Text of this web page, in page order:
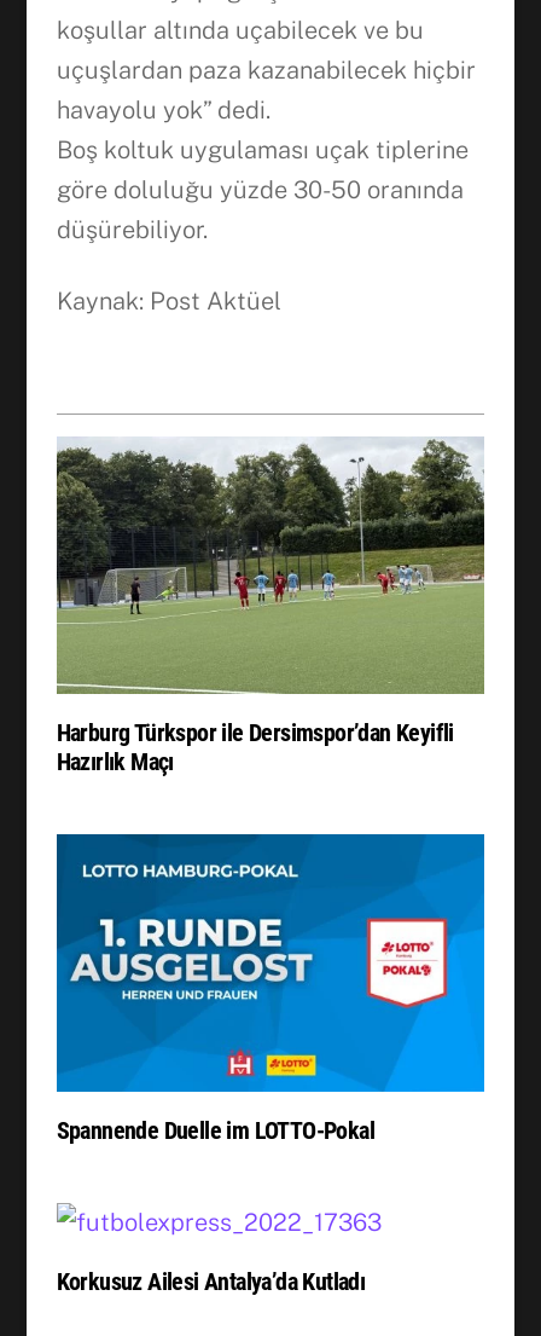
koşullar altında uçabilecek ve bu
uçuşlardan paza kazanabilecek hiçbir
havayolu yok” dedi.
Boş koltuk uygulaması uçak tiplerine
göre doluluğu yüzde 30-50 oranında
düşürebiliyor.
Kaynak: Post Aktüel
Harburg Türkspor ile Dersimspor’dan Keyifli
Hazırlık Maçı
Spannende Duelle im LOTTO-Pokal
Korkusuz Ailesi Antalya’da Kutladı